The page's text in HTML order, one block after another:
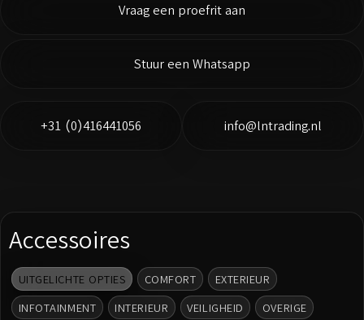
Vraag een proefrit aan
Stuur een Whatsapp
+31 (0)416441056 info@lntrading.nl
Accessoires
UITGELICHTE OPTIES COMFORT
EXTERIEUR
INFOTAINMENT
INTERIEUR VEILIGHEID OVERIGE